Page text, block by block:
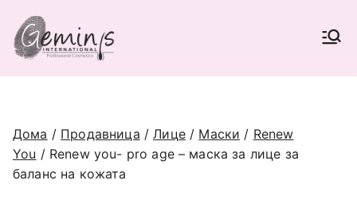
content
наменета само за регистрирани
Дома / Продавница /Лице/ Маски / Renew
You / Renew you- pro age – маска за лице за
баланс на кожата